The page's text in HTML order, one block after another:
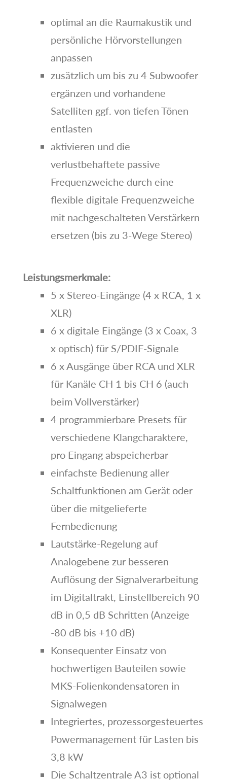
optimal an die Raumakustik und
persönliche Hörvorstellungen
anpassen
zusätzlich um bis zu 4 Subwoofer
ergänzen und vorhandene
Satelliten ggf. von tiefen Tönen
entlasten
aktivieren und die
verlustbehaftete passive
Frequenzweiche durch eine
flexible digitale Frequenzweiche
mit nachgeschalteten Verstärkern
ersetzen (bis zu 3-Wege Stereo)
Leistungsmerkmale:
5 x Stereo-Eingänge (4 x RCA, 1 x
XLR)
6 x digitale Eingänge (3 x Coax, 3
x optisch) für S/PDIF-Signale
6 x Ausgänge über RCA und XLR
für Kanäle CH 1 bis CH 6 (auch
beim Vollverstärker)
4 programmierbare Presets für
verschiedene Klangcharaktere,
pro Eingang abspeicherbar
einfachste Bedienung aller
Schaltfunktionen am Gerät oder
über die mitgelieferte
Fernbedienung
Lautstärke-Regelung auf
Analogebene zur besseren
Auflösung der Signalverarbeitung
im Digitaltrakt, Einstellbereich 90
dB in 0,5 dB Schritten (Anzeige
-80 dB bis +10 dB)
Konsequenter Einsatz von
hochwertigen Bauteilen sowie
MKS-Folienkondensatoren in
Signalwegen
Integriertes, prozessorgesteuertes
Powermanagement für Lasten bis
3,8 kW
Die Schaltzentrale A3 ist optional